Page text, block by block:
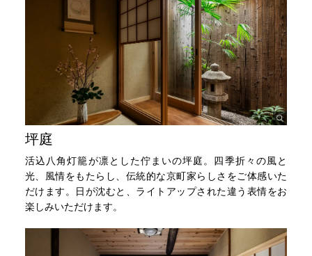
坪庭
活込八角灯籠が凛とした佇まいの坪庭。四季折々の風と
光、風情をもたらし、伝統的な京町家らしさをご体感いた
だけます。日が沈むと、ライトアップされた違う表情をお
楽しみいただけます。